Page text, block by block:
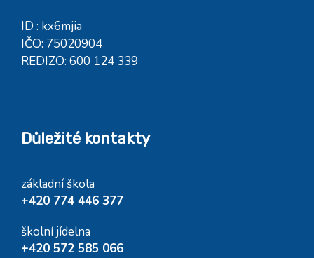
ID : kx6mjia
IČO: 75020904
REDIZO: 600 124 339
Důležité kontakty
základní škola
+420 774 446 377
školní jídelna
+420 572 585 066